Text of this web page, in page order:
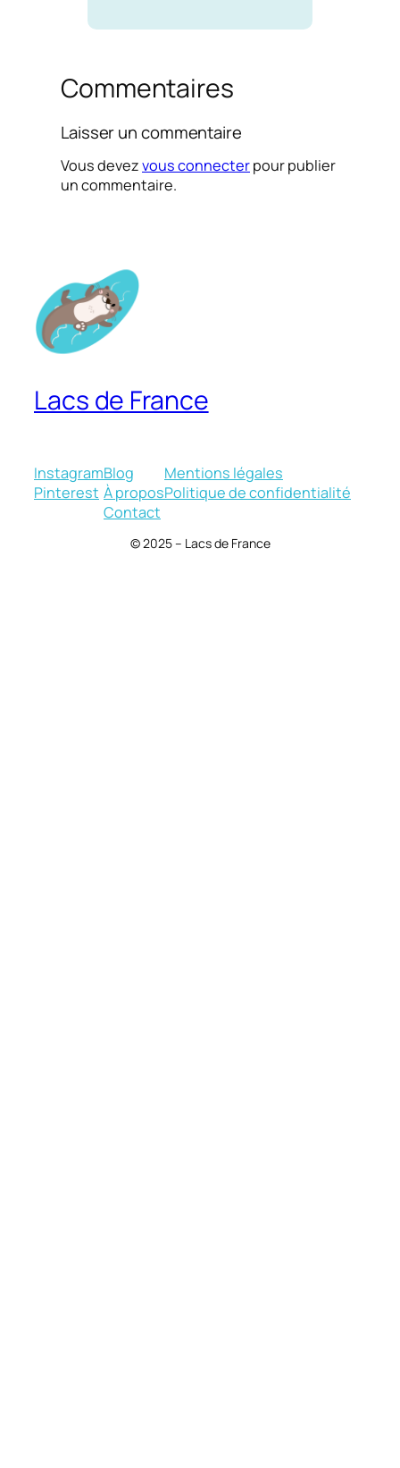
Commentaires
Laisser un commentaire
Vous devezvous connecterpour publier
un commentaire.
Lacs de France
Instagram
Pinterest
Blog
À propos
Contact
Mentions légales
Politique de confidentialité
© 2025 – Lacs de France